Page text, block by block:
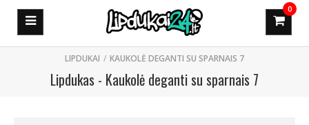
0
KAUKOLĖ DEGANTI SU SPARNAIS 7
Lipdukas - Kaukolė deganti su sparnais 7